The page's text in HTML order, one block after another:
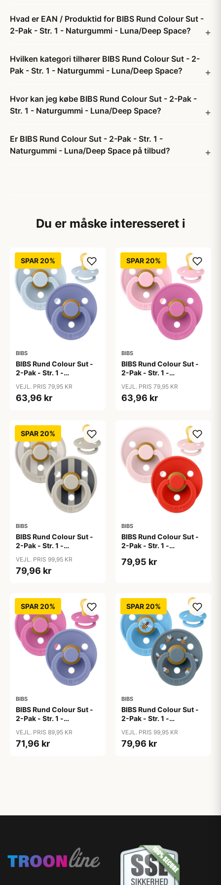
Hvad er EAN / Produktid for BIBS Rund Colour Sut -
2-Pak - Str. 1 - Naturgummi - Luna/Deep Space?
Hvilken kategori tilhører BIBS Rund Colour Sut - 2-
Pak - Str. 1 - Naturgummi - Luna/Deep Space?
Hvor kan jeg købe BIBS Rund Colour Sut - 2-Pak -
Str. 1 - Naturgummi - Luna/Deep Space?
Er BIBS Rund Colour Sut - 2-Pak - Str. 1 -
Naturgummi - Luna/Deep Space på tilbud?
Du er måske interesseret i
SPAR 20%
BIBS
BIBS Rund Colour Sut -
2-Pak - Str. 1 -
Blue/Peri
VEJL. PRIS 79,95 KR
63,96 kr
SPAR 20%
BIBS
BIBS Rund Colour Sut -
2-Pak - Str. 1 -
Pink/Bubblegum
VEJL. PRIS 79,95 KR
63,96 kr
SPAR 20%
BIBS
BIBS Rund Colour Sut -
2-Pak - Str. 1 -
Studio - Sand Mix
VEJL. PRIS 99,95 KR
79,96 kr
BIBS
BIBS Rund Colour Sut -
2-Pak - Str. 1 -
Blossom/Candy Apple
79,95 kr
SPAR 20%
BIBS
BIBS Rund Colour Sut -
2-Pak - Str. 1 -
Bubblegum/Peri
VEJL. PRIS 89,95 KR
71,96 kr
SPAR 20%
BIBS
BIBS Rund Colour Sut -
2-Pak - Str. 1 -
Bumblebee Studio -
Breeze Mix
VEJL. PRIS 99,95 KR
79,96 kr